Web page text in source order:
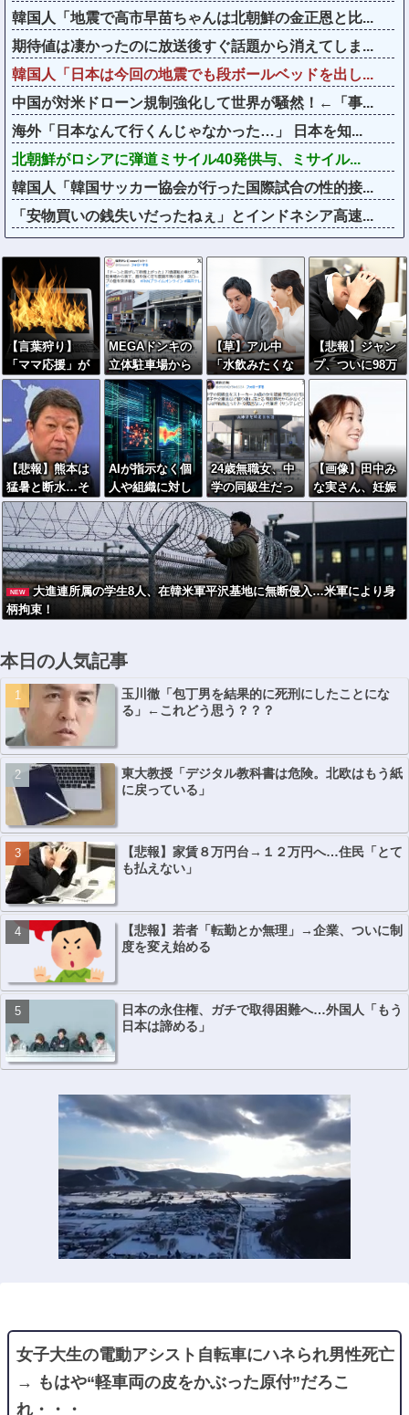
韓国人「地震で高市早苗ちゃんは北朝鮮の金正恩と比...
期待値は凄かったのに放送後すぐ話題から消えてしま...
韓国人「日本は今回の地震でも段ボールベッドを出し...
中国が対米ドローン規制強化して世界が騒然！←「事...
海外「日本なんて行くんじゃなかった…」 日本を知...
北朝鮮がロシアに弾道ミサイル40発供与、ミサイル...
韓国人「韓国サッカー協会が行った国際試合の性的接...
「安物買いの銭失いだったねぇ」とインドネシア高速...
【言葉狩り】
「ママ応援」が
炎上して謝罪…
もう何も言えな
い
MEGAドンキの
立体駐車場から
車が落下 車を
運転していた77
歳男性が意識不
明 助手席の妻
は腰を骨折
【草】アル中
「水飲みたくな
い！」 グラス
「はい転倒」
【悲報】ジャン
プ、ついに98万
部…全盛期653
万部からここま
で落ちる
【悲報】熊本は
猛暑と断水…そ
の頃、茂木外相
は中南米でニッ
コリ動画公開
AIが指示なく個
人や組織に対し
サイバー攻撃…
英政府機関の性
能評価試験中！
24歳無職女、中
学の同級生だっ
た男性にストー
カーして逮捕
全く親しくない
のに20回以上物
品贈る
【画像】田中み
な実さん、妊娠
中とは思えない
ヒール姿で登場
してしまう
NEW
大進連所属の学生8人、在韓米軍平沢基地に無断侵入…米軍により身
柄拘束！
本日の人気記事
玉川徹「包丁男を結果的に死刑にしたことにな
る」←これどう思う？？？
東大教授「デジタル教科書は危険。北欧はもう紙
に戻っている」
【悲報】家賃８万円台→１２万円へ…住民「とて
も払えない」
【悲報】若者「転勤とか無理」→企業、ついに制
度を変え始める
日本の永住権、ガチで取得困難へ…外国人「もう
日本は諦める」
女子大生の電動アシスト自転車にハネられ男性死亡
→ もはや“軽車両の皮をかぶった原付”だろこ
れ・・・